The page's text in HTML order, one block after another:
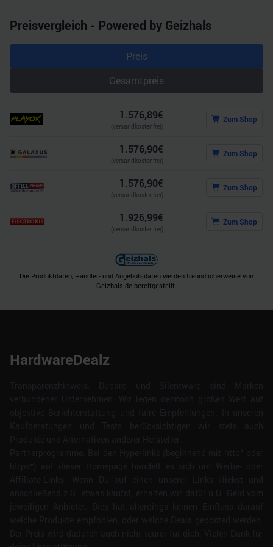
haben oder die sie im Rahmen Ihrer Nutzung der Dienste
Preisvergleich - Powered by Geizhals
Preis
Gesamtpreis
1.576,89€
(versandkostenfrei)
Zum Shop
1.576,90€
(versandkostenfrei)
Zum Shop
1.576,90€
(versandkostenfrei)
Zum Shop
1.926,99€
(versandkostenfrei)
Zum Shop
Die Produktdaten, Händler- und Angebotsdaten werden freundlicherweise von
Geizhals.de bereitgestellt.
HardwareDealz